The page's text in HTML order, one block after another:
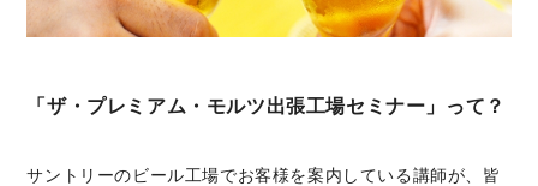
「ザ・プレミアム・モルツ出張工場セミナー」って？
サントリーのビール工場でお客様を案内している講師が、皆